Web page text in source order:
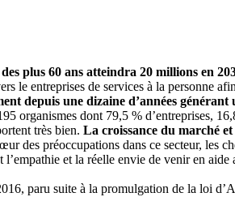
plus 60 ans atteindra 20 millions en
le entreprises de services à la personne
depuis une dizaine d’années
organismes dont 79,5 % d’entreprises,
très bien. La croissance du marché
des préoccupations dans ce secteur, les
et la réelle envie de venir en
paru suite à la promulgation de la loi